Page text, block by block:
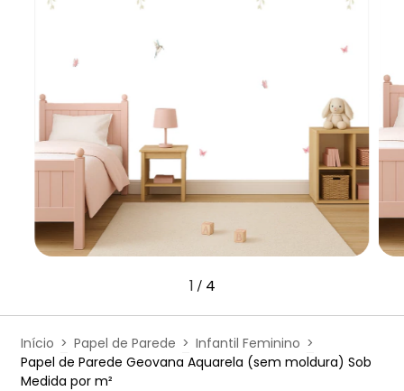
1/ 4
Início > Papel de Parede > Infantil Feminino >
Papel de Parede Geovana Aquarela (sem moldura) Sob
Medida por m²